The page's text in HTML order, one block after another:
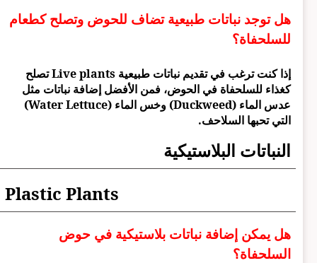
هل توجد نباتات طبيعية تضاف للحوض وتصلح كطعام
للسلحفاة؟
إذا كنت ترغب في تقديم نباتات طبيعية Live plants تصلح
كغذاء للسلحفاة في الحوض، فمن الأفضل إضافة نباتات مثل
عدس الماء (Duckweed) وخس الماء (Water Lettuce)
التي تحبها السلاحف.
النباتات البلاستيكية
Plastic Plants
هل يمكن إضافة نباتات بلاستيكية في حوض
السلحفاة؟